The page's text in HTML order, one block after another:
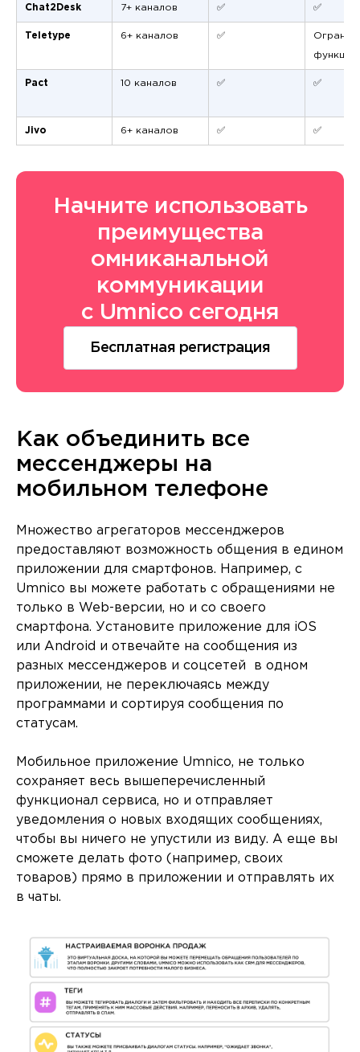
Chat2Desk 7+ каналов ✅ ✅
Teletype 6+ каналов ✅
Pact 10 каналов ✅ ✅
Jivo 6+ каналов ✅ ✅
Начните использовать
преимущества
омниканальной
коммуникации
с Umnico сегодня
Бесплатная регистрация
Как объединить все
мессенджеры на
мобильном телефоне
Множество агрегаторов мессенджеров
предоставляют возможность общения в едином
приложении для смартфонов. Например, с
Umnico вы можете работать с обращениями не
только в Web-версии, но и со своего
смартфона. Установите приложение для iOS
или Android и отвечайте на сообщения из
разных мессенджеров и соцсетей в одном
приложении, не переключаясь между
программами и сортируя сообщения по
статусам.
Мобильное приложение Umnico, не только
сохраняет весь вышеперечисленный
функционал сервиса, но и отправляет
уведомления о новых входящих сообщениях,
чтобы вы ничего не упустили из виду. А еще вы
сможете делать фото (например, своих
товаров) прямо в приложении и отправлять их
в чаты.